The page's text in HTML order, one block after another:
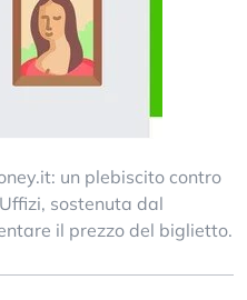
un plebiscito contro
sostenuta dal
il prezzo del biglietto.